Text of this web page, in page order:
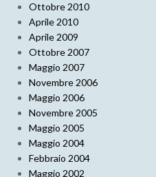
Ottobre 2010
Aprile 2010
Aprile 2009
Ottobre 2007
Maggio 2007
Novembre 2006
Maggio 2006
Novembre 2005
Maggio 2005
Maggio 2004
Febbraio 2004
Maggio 2002